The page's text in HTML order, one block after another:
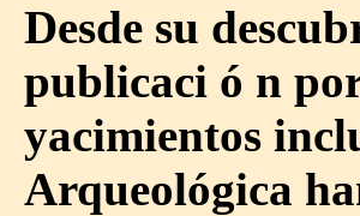
Desde su
publicaci ó n
yacimientos
Arqueológica